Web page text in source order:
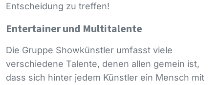
Entscheidung zu treffen!
Entertainer und Multitalente
Die Gruppe Showkünstler umfasst viele
verschiedene Talente, denen allen gemein ist,
dass sich hinter jedem Künstler ein Mensch mit